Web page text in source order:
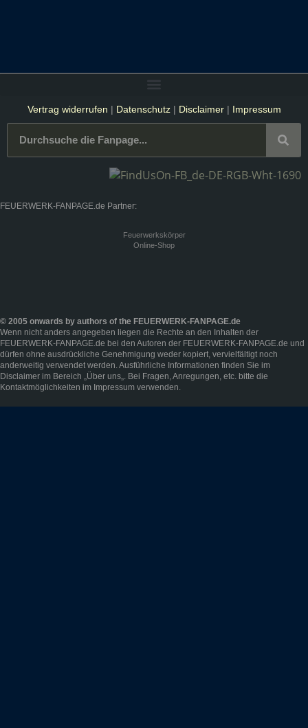
Vertrag widerrufen | Datenschutz| Disclaimer| Impressum
FEUERWERK-FANPAGE.de Partner:
Feuerwerkskörper
Online-Shop
© 2005 onwards by authors of the FEUERWERK-FANPAGE.de
Wenn nicht anders angegeben liegen die Rechte an den Inhalten der
FEUERWERK-FANPAGE.de bei den Autoren der FEUERWERK-FANPAGE.de und
dürfen ohne ausdrückliche Genehmigung weder kopiert, vervielfältigt noch
anderweitig verwendet werden. Ausführliche Informationen finden Sie im
Disclaimer im Bereich „ Über uns „. Bei Fragen, Anregungen, etc. bitte die
Kontaktmöglichkeiten im Impressum verwenden.